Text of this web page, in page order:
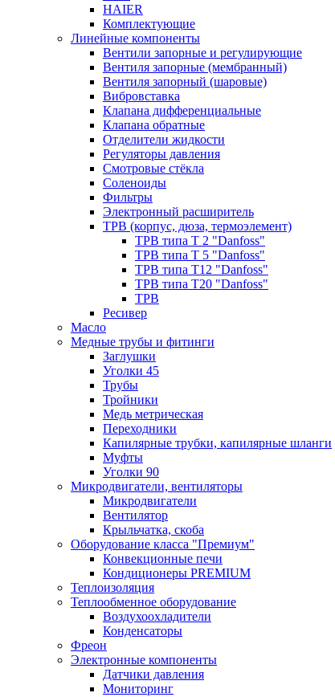
HAIER
Комплектующие
Линейные компоненты
Вентили запорные и регулирующие
Вентиля запорные (мембранный)
Вентиля запорный (шаровые)
Вибровставка
Клапана дифференциальные
Клапана обратные
Отделители жидкости
Регуляторы давления
Смотровые стёкла
Соленоиды
Фильтры
Электронный расширитель
ТРВ (корпус, дюза, термоэлемент)
ТРВ типа Т 2 "Danfoss"
ТРВ типа Т 5 "Danfoss"
ТРВ типа Т12 "Danfoss"
ТРВ типа Т20 "Danfoss"
ТРВ
Ресивер
Масло
Медные трубы и фитинги
Заглушки
Уголки 45
Трубы
Тройники
Медь метрическая
Переходники
Капилярные трубки, капилярные шланги
Муфты
Уголки 90
Микродвигатели, вентиляторы
Микродвигатели
Вентилятор
Крыльчатка, скоба
Оборудование класса "Премиум"
Конвекционные печи
Кондиционеры PREMIUM
Теплоизоляция
Теплообменное оборудование
Воздухоохладители
Конденсаторы
Фреон
Электронные компоненты
Датчики давления
Мониторинг